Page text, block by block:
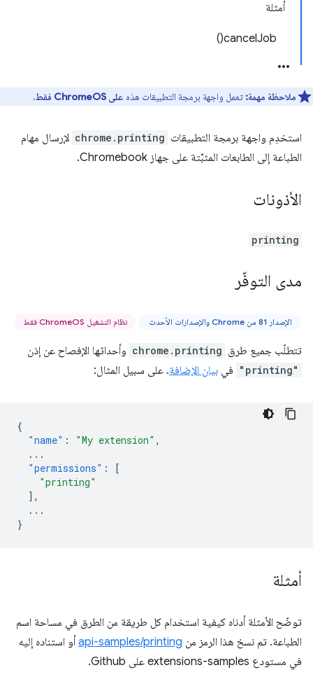
أمثلة
cancelJob()
ملاحظة مهمة: تعمل واجهة برمجة التطبيقات هذه على ChromeOS فقط .
استخدِم واجهة برمجة التطبيقات chrome.printing لإرسال مهام
الطباعة إلى الطابعات المثبَّتة على جهاز Chromebook.
الأذونات
printing
مدى التوفّر
الإصدار 81 من Chrome والإصدارات الأحدث نظام التشغيل ChromeOS فقط
تتطلّب جميع طرق chrome.printing وأحداثها الإفصاح عن إذن
"printing" في بيان الإضافة. على سبيل المثال:
{
"name" : "My extension" ,
...
"permissions" :
[
"printing"
],
...
}
أمثلة
توضّح الأمثلة أدناه كيفية استخدام كل طريقة من الطرق في مساحة اسم
الطباعة. تم نسخ هذا الرمز من api-samples/printing أو استناده إليه
في مستودع extensions-samples على Github.